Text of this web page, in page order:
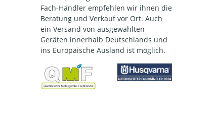
Fach-Händler empfehlen wir ihnen die
Beratung und Verkauf vor Ort. Auch
ein Versand von ausgewählten
Geräten innerhalb Deutschlands und
ins Europäische Ausland ist möglich.